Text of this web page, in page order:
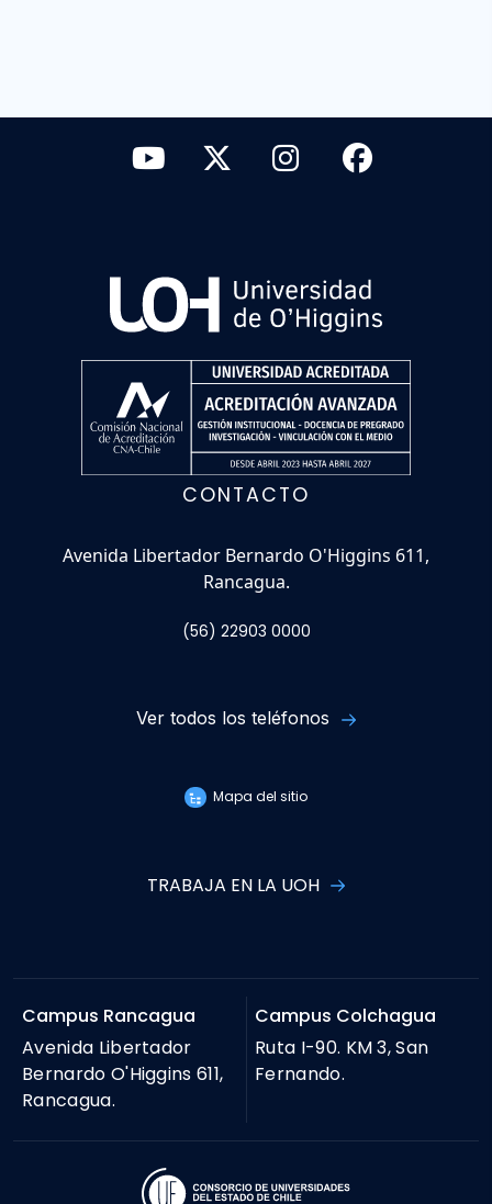
CONTACTO
Avenida Libertador Bernardo O'Higgins 611,
Rancagua.
(56) 22903 0000
Ver todos los teléfonos
Mapa del sitio
TRABAJA EN LA UOH
Campus Rancagua
Avenida Libertador
Bernardo O'Higgins 611,
Rancagua.
Campus Colchagua
Ruta I-90. KM 3, San
Fernando.